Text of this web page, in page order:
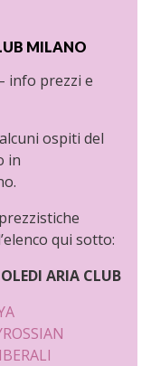
MILANO
info prezzi e
ospiti del
in
qui sotto:
ARIA CLUB